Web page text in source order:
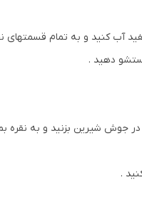
کنید و به تمام قسمتهای
دهید .
جوش شیرین بزنید و به نقره
.